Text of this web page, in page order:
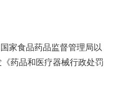
家食品药品监督管理局以
药品和医疗器械行政处罚